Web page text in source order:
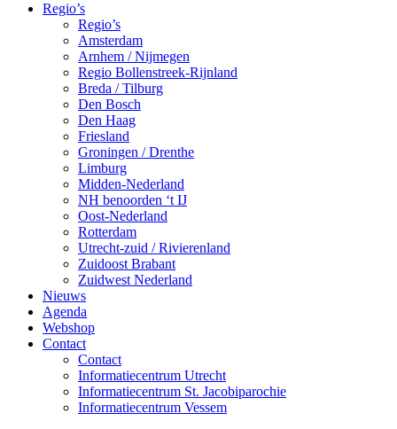
Regio’s
Regio’s
Amsterdam
Arnhem / Nijmegen
Regio Bollenstreek-Rijnland
Breda / Tilburg
Den Bosch
Den Haag
Friesland
Groningen / Drenthe
Limburg
Midden-Nederland
NH benoorden ‘t IJ
Oost-Nederland
Rotterdam
Utrecht-zuid / Rivierenland
Zuidoost Brabant
Zuidwest Nederland
Nieuws
Agenda
Webshop
Contact
Contact
Informatiecentrum Utrecht
Informatiecentrum St. Jacobiparochie
Informatiecentrum Vessem